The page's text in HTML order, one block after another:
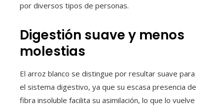
por diversos tipos de personas.
Digestión suave y menos
molestias
El arroz blanco se distingue por resultar suave para
el sistema digestivo, ya que su escasa presencia de
fibra insoluble facilita su asimilación, lo que lo vuelve